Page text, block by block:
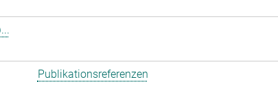
Publikationsreferenzen